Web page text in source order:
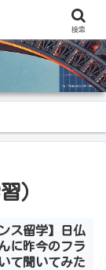
）
ス留学】日仏
に昨今のフラ
て聞いてみた
検索